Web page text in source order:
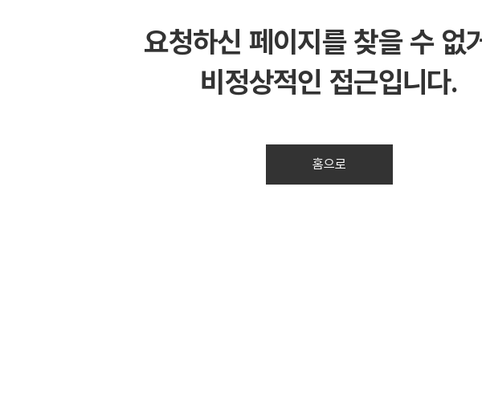
요청하신 페이지를 찾을 수 없
비정상적인 접근입니다.
홈으로